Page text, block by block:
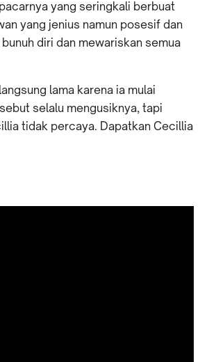
yang seringkali berbuat
yang jenius namun posesif dan
diri dan mewariskan semua
lama karena ia mulai
selalu mengusiknya, tapi
tidak percaya. Dapatkan Cecillia